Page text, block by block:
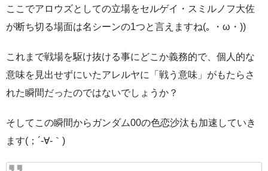
ここでアロウズとしての立場をセルゲイ・スミルノフ大佐
が断ち切る場面は名シーンの1つと言えますね(｡ ・ω・))
これまで戦場を駆け抜ける事にどこか義務的で、個人的な
意味を見出せずにいたアレルヤに「戦う意味」がもたらさ
れた瞬間だったのではないでしょうか？
そしてこの瞬間からガンダム00の色恋沙汰も加速していき
ます(；´-∀-｀)ゞ